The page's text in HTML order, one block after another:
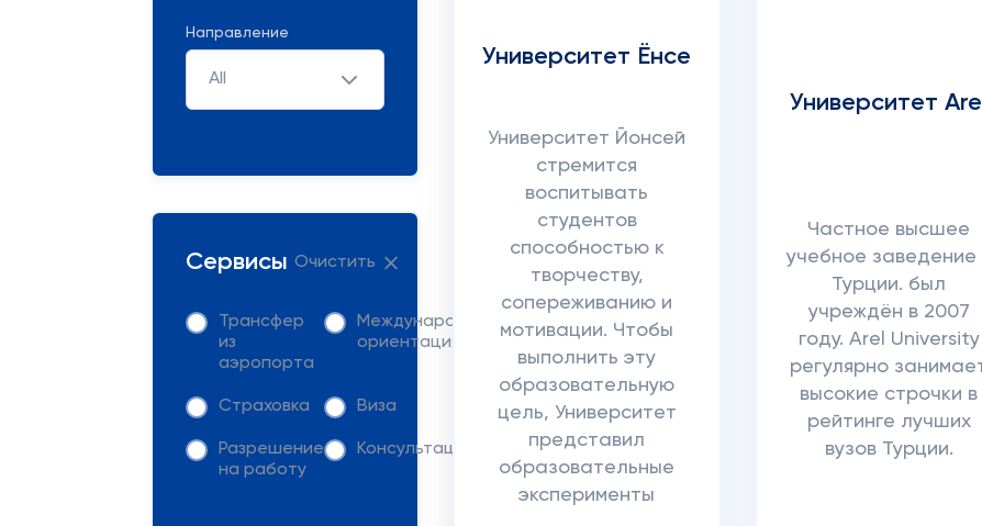
Направление
All
Сервисы Очистить
Трансфер
из
аэропорта
Международная
ориентация
Страховка Виза
Разрешение
на работу
Консультация
Университет Ёнсе
Университет Йонсей
стремится
воспитывать
студентов
способностью к
творчеству,
сопереживанию и
мотивации. Чтобы
выполнить эту
образовательную
цель, Университет
представил
образовательные
эксперименты
Университет Arel
Частное высшее
учебное заведение
Турции. был
учреждён в 2007
году. Arel University
регулярно
высокие строчки в
рейтинге лучших
вузов Турции.